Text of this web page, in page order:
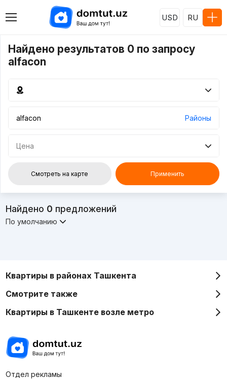
USD RU
Найдено результатов 0 по запросу
alfacon
Районы
Цена
Смотреть на карте Применить
Найдено 0 предложений
По умолчанию
Квартиры в районах Ташкента
Смотрите также
Квартиры в Ташкенте возле метро
Отдел рекламы